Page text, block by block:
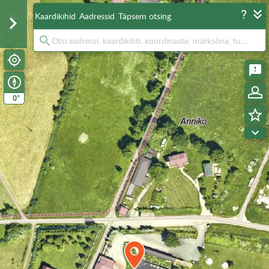
0°
Kaardikihid Aadressid Täpsem otsing